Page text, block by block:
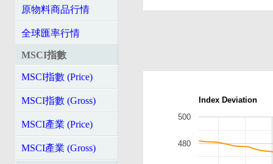
原物料商品行情
全球匯率行情
MSCI指數
MSCI指數 (Price)
MSCI指數 (Gross)
MSCI產業 (Price)
MSCI產業 (Gross)
Index Deviation
480
500